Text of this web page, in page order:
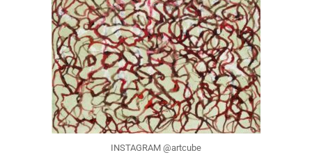
INSTAGRAM @artcube